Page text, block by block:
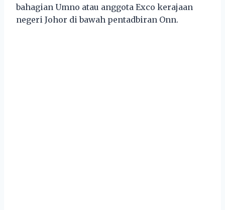
bahagian Umno atau anggota Exco kerajaan
negeri Johor di bawah pentadbiran Onn.